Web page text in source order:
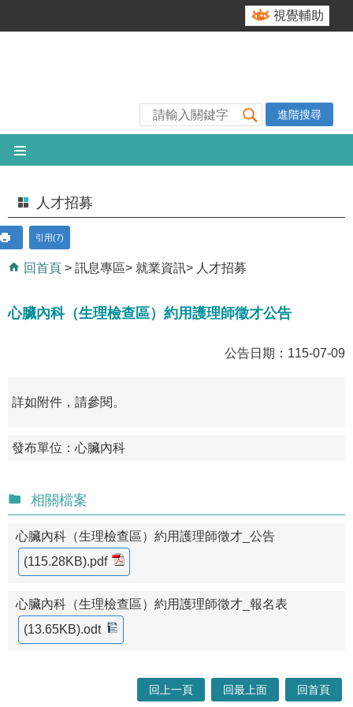
視覺輔助
進階搜尋
人才招募
引用(7)
回首頁 訊息專區 就業資訊 人才招募
心臟內科（生理檢查區）約用護理師徵才公告
公告日期：115-07-09
詳如附件，請參閱。
發布單位：心臟內科
相關檔案
心臟內科（生理檢查區）約用護理師徵才_公告
(115.28KB).pdf
心臟內科（生理檢查區）約用護理師徵才_報名表
(13.65KB).odt
回上一頁 回最上面 回首頁